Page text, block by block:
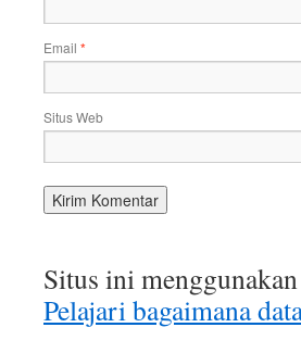
Email *
Situs Web
Situs ini
Pelajari bagaimana